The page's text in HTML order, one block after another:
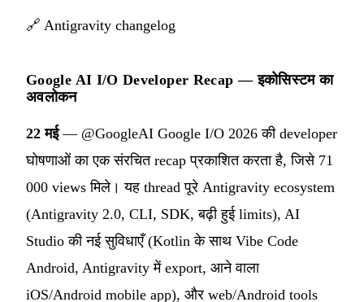
🔗 Antigravity changelog
Google AI I/O Developer Recap — इकोसिस्टम का
अवलोकन
22 मई— @GoogleAI Google I/O 2026 की developer
घोषणाओं का एक संरचित recap प्रकाशित करता है, जिसे 71
000 views मिले। यह thread पूरे Antigravity ecosystem
(Antigravity 2.0, CLI, SDK, बढ़ी हुई limits), AI
Studio की नई सुविधाएँ (Kotlin के साथ Vibe Code
Android, Antigravity में export, आने वाला
iOS/Android mobile app), और web/Android tools